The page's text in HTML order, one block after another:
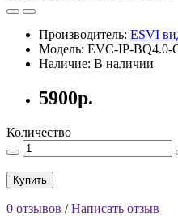
Производитель: ESVI
Модель: EVC-IP-BQ4.0-
Наличие: В наличии
5900р.
Количество
Купить
0 отзывов /Написать отзыв